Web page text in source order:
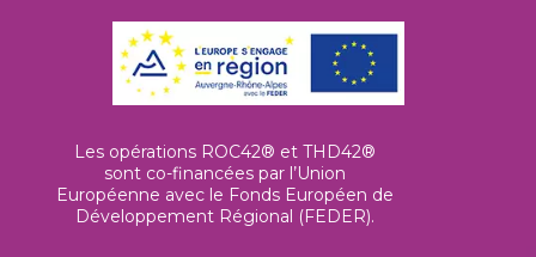
Les opérations ROC42® et THD42®
sont co-financées par l’Union
Européenne avec le Fonds Européen de
Développement Régional (FEDER).